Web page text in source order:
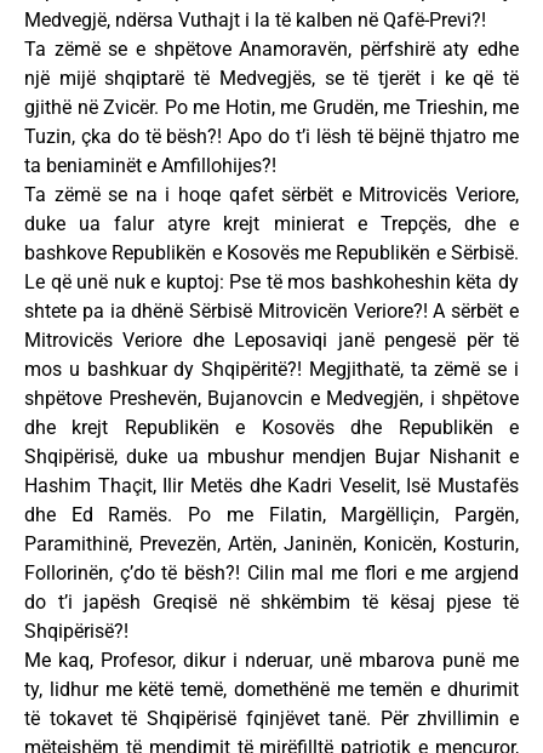
Medvegjë, ndërsa Vuthajt i la të kalben në Qafë-Previ?!
Ta zëmë se e shpëtove Anamoravën, përfshirë aty edhe
një mijë shqiptarë të Medvegjës, se të tjerët i ke që të
gjithë në Zvicër. Po me Hotin, me Grudën, me Trieshin, me
Tuzin, çka do të bësh?! Apo do t’i lësh të bëjnë thjatro me
ta beniaminët e Amfillohijes?!
Ta zëmë se na i hoqe qafet sërbët e Mitrovicës Veriore,
duke ua falur atyre krejt minierat e Trepçës, dhe e
bashkove Republikën e Kosovës me Republikën e Sërbisë.
Le që unë nuk e kuptoj: Pse të mos bashkoheshin këta dy
shtete pa ia dhënë Sërbisë Mitrovicën Veriore?! A sërbët e
Mitrovicës Veriore dhe Leposaviqi janë pengesë për të
mos u bashkuar dy Shqipëritë?! Megjithatë, ta zëmë se i
shpëtove Preshevën, Bujanovcin e Medvegjën, i shpëtove
dhe krejt Republikën e Kosovës dhe Republikën e
Shqipërisë, duke ua mbushur mendjen Bujar Nishanit e
Hashim Thaçit, Ilir Metës dhe Kadri Veselit, Isë Mustafës
dhe Ed Ramës. Po me Filatin, Margëlliçin, Pargën,
Paramithinë, Prevezën, Artën, Janinën, Konicën, Kosturin,
Follorinën, ç’do të bësh?! Cilin mal me flori e me argjend
do t’i japësh Greqisë në shkëmbim të kësaj pjese të
Shqipërisë?!
Me kaq, Profesor, dikur i nderuar, unë mbarova punë me
ty, lidhur me këtë temë, domethënë me temën e dhurimit
të tokavet të Shqipërisë fqinjëvet tanë. Për zhvillimin e
mëtejshëm të mendimit të mirëfilltë patriotik e mençuror,